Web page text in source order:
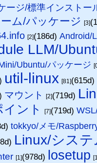
ージ/標準インストー
ム/パッケージ [3]
[2](186d)Android/
LLM/
Ubuntu/パッケージ
util-linux [81](615d)
マウント [2](719d)
イント [7](719d)
tokkyo/メモ/
Linux/シス
[1](978d) losetup